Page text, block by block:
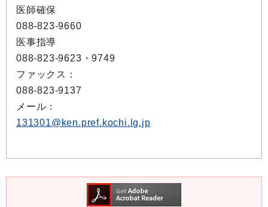
医師確保
088-823-9660
医事指導
088-823-9623・9749
ファックス：
088-823-9137
メール：
131301@ken.pref.kochi.lg.jp